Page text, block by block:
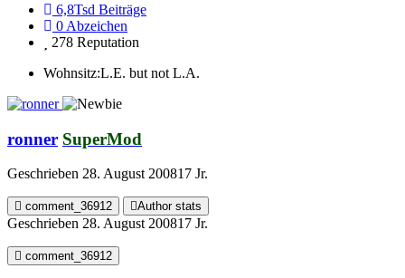
6,8Tsd Beiträge
0 Abzeichen
278 Reputation
Wohnsitz:L.E. but not L.A.
ronner SuperMod
Geschrieben 28. August 200817 Jr.
comment_36912 Author stats
Geschrieben 28. August 200817 Jr.
comment_36912